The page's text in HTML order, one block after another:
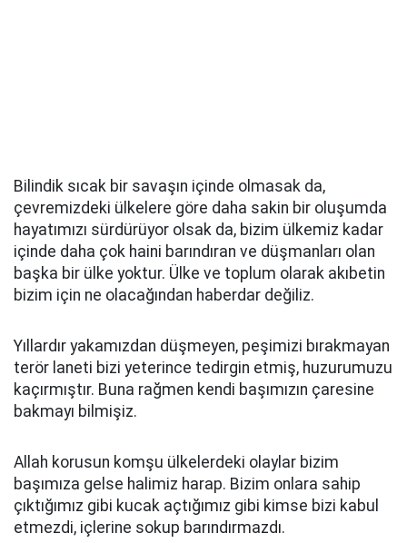
Bilindik sıcak bir savaşın içinde olmasak da,
çevremizdeki ülkelere göre daha sakin bir oluşumda
hayatımızı sürdürüyor olsak da, bizim ülkemiz kadar
içinde daha çok haini barındıran ve düşmanları olan
başka bir ülke yoktur. Ülke ve toplum olarak akıbetin
bizim için ne olacağından haberdar değiliz.
Yıllardır yakamızdan düşmeyen, peşimizi bırakmayan
terör laneti bizi yeterince tedirgin etmiş, huzurumuzu
kaçırmıştır. Buna rağmen kendi başımızın çaresine
bakmayı bilmişiz.
Allah korusun komşu ülkelerdeki olaylar bizim
başımıza gelse halimiz harap. Bizim onlara sahip
çıktığımız gibi kucak açtığımız gibi kimse bizi kabul
etmezdi, içlerine sokup barındırmazdı.